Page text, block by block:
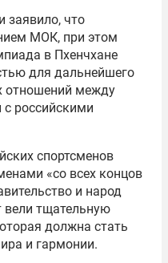
заявило, что
МОК, при этом
в Пхенчхане
для дальнейшего
отношений между
с российскими
спортсменов
«со всех концов
и народ
вели тщательную
должна стать
и гармонии.